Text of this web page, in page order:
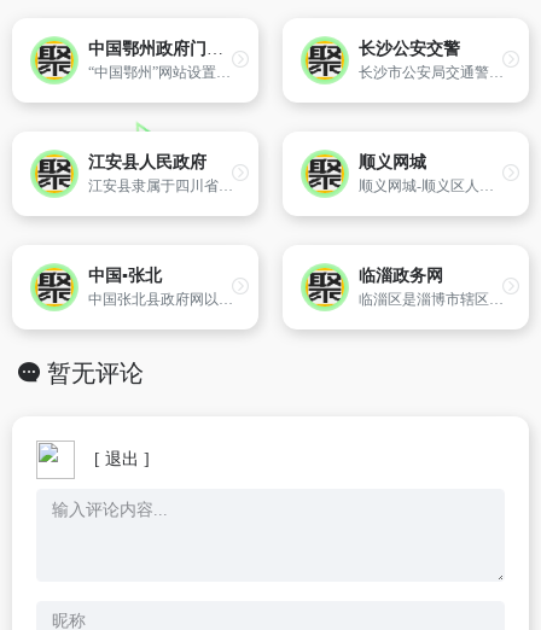
中国鄂州政府门户网站
“中国鄂州”网站设置了走进鄂州、信息公开、网上办事、政民互动、旅游鄂州、投资鄂州、视频中心七大主题栏目,是展示鄂州整体形象的窗口和信息化时代政府联系群众、服务群众的桥梁和纽带,也是世界了解鄂州的百科全书,鄂州走向世界的高速公路。“中国鄂州”政府门户网站是由鄂州市人民政府主办,鄂州日报社承办
长沙公安交警
长沙市公安局交通警察支队（长沙市公安局公路巡逻民警支队）成立于1987年,是长沙市公安局直属二级机构,负责维护全市道路交通安全与交通秩序。
江安县人民政府
江安县隶属于四川省宜宾市,位于四川南缘,长江之滨,宜宾之东,三市(宜宾、泸州、自贡)之交。地跨北纬28?22′20″—28?56′45″,东经104?57′40″-105?14′33″。2010年,江安县辖15镇、3乡。全县幅员面积912平方千米,总人口555995人,县人民政府驻江安镇竹都大道。江安县盛产水稻、小麦、红薯、高粱、油菜
顺义网城
顺义网城-顺义区人民政府门户网站
中国▪张北
中国张北县政府网以地方政务、经济发展、公共服务为中心,为公众提供张北县的政治、经济、社会、文化、旅游、招商引资等信息及政府部门的在线服务。
临淄政务网
临淄区是淄博市辖区。东邻青州市,南接淄川区、青州市,西连张店区、桓台县,北靠博兴县、广饶县。总面积668平方千米。2010年总人口64.28万人。辖5个街道、7个镇。区政府驻稷下街道人民东路行政办公中心,距市政府25千米。
暂无评论
[ 退出 ]